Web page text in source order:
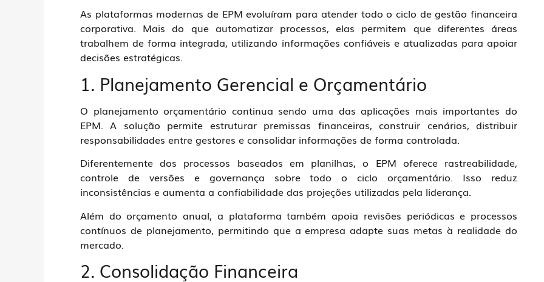
As plataformas modernas de EPM evoluíram para atender todo o ciclo de gestão financeira
corporativa. Mais do que automatizar processos, elas permitem que diferentes áreas
trabalhem de forma integrada, utilizando informações confiáveis e atualizadas para apoiar
decisões estratégicas.
1. Planejamento Gerencial e Orçamentário
O planejamento orçamentário continua sendo uma das aplicações mais importantes do
EPM. A solução permite estruturar premissas financeiras, construir cenários, distribuir
responsabilidades entre gestores e consolidar informações de forma controlada.
Diferentemente dos processos baseados em planilhas, o EPM oferece rastreabilidade,
controle de versões e governança sobre todo o ciclo orçamentário. Isso reduz
inconsistências e aumenta a confiabilidade das projeções utilizadas pela liderança.
Além do orçamento anual, a plataforma também apoia revisões periódicas e processos
contínuos de planejamento, permitindo que a empresa adapte suas metas à realidade do
mercado.
2. Consolidação Financeira